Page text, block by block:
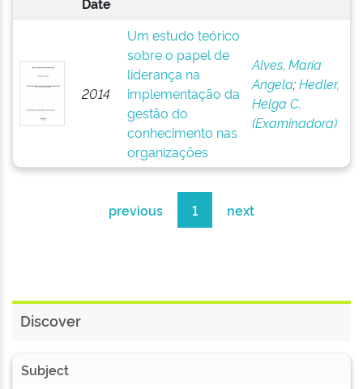
2014
Um estudo teórico
sobre o papel de
liderança na
implementação da
gestão do
conhecimento nas
organizações
Alves, Maria
Angela;Hedler,
Helga C.
(Examinadora)
previous 1 next
Discover
Subject